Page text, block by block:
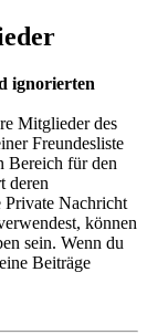
ignorierten
Mitglieder des
Freundesliste
Bereich für den
deren
Private Nachricht
können
sein. Wenn du
Beiträge